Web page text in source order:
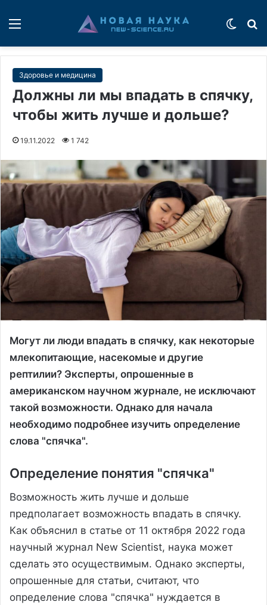
Здоровье и медицина
Должны ли мы впадать в спячку,
чтобы жить лучше и дольше?
19.11.2022 1 742
Могут ли люди впадать в спячку, как некоторые
млекопитающие, насекомые и другие
рептилии? Эксперты, опрошенные в
американском научном журнале, не исключают
такой возможности. Однако для начала
необходимо подробнее изучить определение
слова "спячка".
Определение понятия "спячка"
Возможность жить лучше и дольше
предполагает возможность впадать в спячку.
Как объяснил в статье от 11 октября 2022 года
научный журнал New Scientist, наука может
сделать это осуществимым. Однако эксперты,
опрошенные для статьи, считают, что
определение слова "спячка" нуждается в